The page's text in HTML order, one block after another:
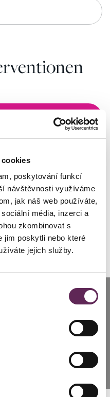
cookies
poskytování funkcí
návštěvnosti využíváme
jak náš web používáte,
média, inzerci a
zkombinovat s
jim poskytli nebo které
jejich služby.
ihren
+420 776 279 454